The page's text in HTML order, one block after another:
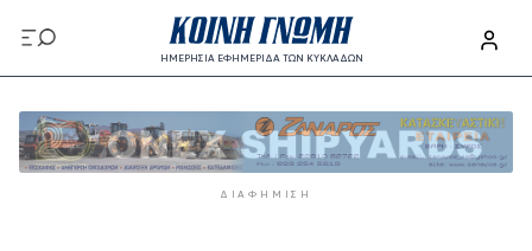
προς
το
περιεχόμενο
ΗΜΕΡΗΣΙΑ ΕΦΗΜΕΡΙΔΑ ΤΩΝ ΚΥΚΛΑΔΩΝ
προς
το
κυρίως
ΔΙΑΦΉΜΙΣΗ